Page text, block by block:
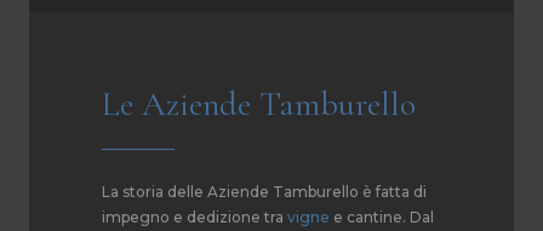
Le Aziende Tamburello
La storia delle Aziende Tamburello è fatta di
impegno e dedizione tra vigne e cantine. Dal